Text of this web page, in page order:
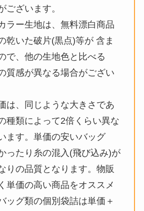
ございます。
ラー生地は、無料漂白商品
乾いた破片(黒点)等が 含ま
で、他の生地色と比べる
質感が異なる場合がござい
は、同じような大きさであ
種類によって2倍くらい異な
ます。単価の安いバッグ
ったり糸の混入(飛び込み)が
りの品質となります。物販
単価の高い商品をオススメ
ッグ類の個別袋詰は単価＋